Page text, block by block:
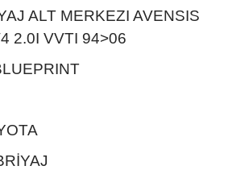
ALT MERKEZI AVENSIS
2.0I VVTI 94>06